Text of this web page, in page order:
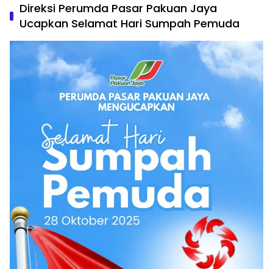
Direksi Perumda Pasar Pakuan Jaya
Ucapkan Selamat Hari Sumpah Pemuda